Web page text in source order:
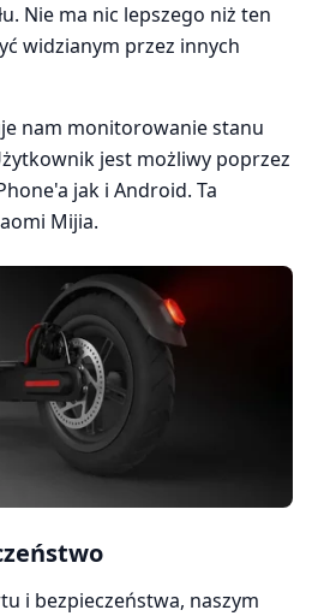
Nie ma nic lepszego niż ten
widzianym przez innych
nam monitorowanie stanu
jest możliwy poprzez
jak i Android. Ta
Mijia.
i bezpieczeństwa, naszym